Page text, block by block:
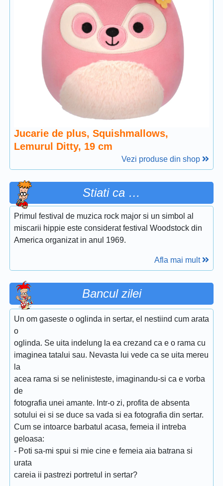
Jucarie de plus, Squishmallows,
Lemurul Ditty, 19 cm
Vezi produse din shop
Stiati ca …
Primul festival de muzica rock major si un simbol al
miscarii hippie este considerat festival Woodstock din
America organizat in anul 1969.
Afla mai mult
Bancul zilei
Un om gaseste o oglinda in sertar, el nestiind cum arata
o
oglinda. Se uita indelung la ea crezand ca e o rama cu
imaginea tatalui sau. Nevasta lui vede ca se uita mereu
la
acea rama si se nelinisteste, imaginandu-si ca e vorba
de
fotografia unei amante. Intr-o zi, profita de absenta
sotului ei si se duce sa vada si ea fotografia din sertar.
Cum se intoarce barbatul acasa, femeia il intreba
geloasa:
- Poti sa-mi spui si mie cine e femeia aia batrana si
urata
careia ii pastrezi portretul in sertar?